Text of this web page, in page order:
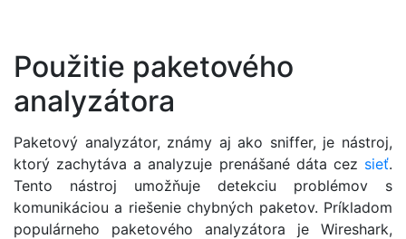
Použitie paketového
analyzátora
Paketový analyzátor, známy aj ako sniffer, je nástroj,
ktorý zachytáva a analyzuje prenášané dáta cez sieť.
Tento nástroj umožňuje detekciu problémov s
komunikáciou a riešenie chybných paketov. Príkladom
populárneho paketového analyzátora je Wireshark,